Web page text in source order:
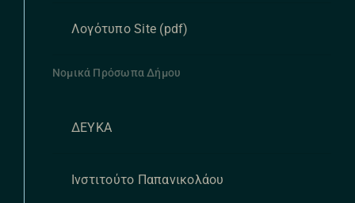
Λογότυπο Site (pdf)
Νομικά Πρόσωπα Δήμου
ΔΕΥΚΑ
Ινστιτούτο Παπανικολάου